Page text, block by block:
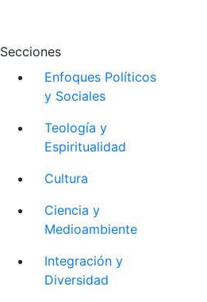
Secciones
Enfoques Políticos
y Sociales
Teología y
Espiritualidad
Cultura
Ciencia y
Medioambiente
Integración y
Diversidad